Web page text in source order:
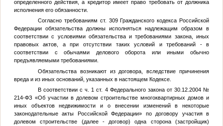
определенного действия, а кредитор имеет право требовать от должника
исполнения его обязанности.
Согласно требованиям ст. 309 Гражданского кодекса Российской
Федерации обязательства должны исполняться надлежащим образом в
соответствии с условиями обязательства и требованиями закона, иных
правовых актов, а при отсутствии таких условий и требований - в
соответствии с обычаями делового оборота или иными обычно
предъявляемыми требованиями.
Обязательства возникают из договора, вследствие причинения
вреда и из иных оснований, указанных в настоящем Кодексе.
В соответствии с ч. 1 ст. 4 Федерального закона от 30.12.2004 №
214-ФЗ «Об участии в долевом строительстве многоквартирных домов и
иных объектов недвижимости и о внесении изменений в некоторые
законодательные акты Российской Федерации» по договору участия в
долевом строительстве (далее - договор) одна сторона (застройщик)